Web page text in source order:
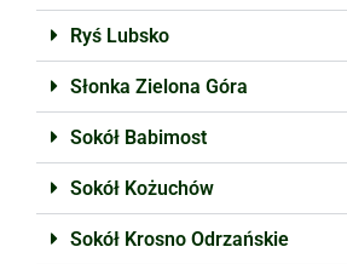
Ryś Lubsko
Słonka Zielona Góra
Sokół Babimost
Sokół Kożuchów
Sokół Krosno Odrzańskie